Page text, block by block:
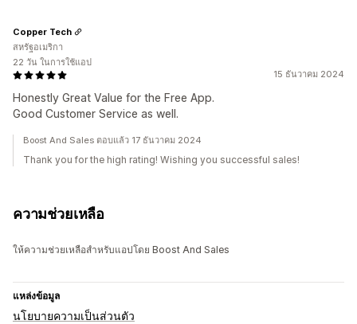
15 ธันวาคม 2024
Honestly Great Value for the Free App.
Good Customer Service as well.
Copper Tech
สหรัฐอเมริกา
22 วัน ในการใช้แอป
Boost And Sales ตอบแล้ว 17 ธันวาคม 2024
Thank you for the high rating! Wishing you successful sales!
ความช่วยเหลือ
ให้ความช่วยเหลือสำหรับแอปโดย Boost And Sales
แหล่งข้อมูล
นโยบายความเป็นส่วนตัว